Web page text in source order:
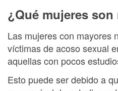
¿Qué mujeres son
Las mujeres con mayores
víctimas de acoso sexual
aquellas con pocos
Esto puede ser debido a